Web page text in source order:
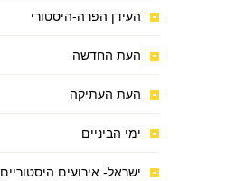
העידן הפרה-היסטורי
העת החדשה
העת העתיקה
ימי הביניים
ישראל- אירועים היסטוריים